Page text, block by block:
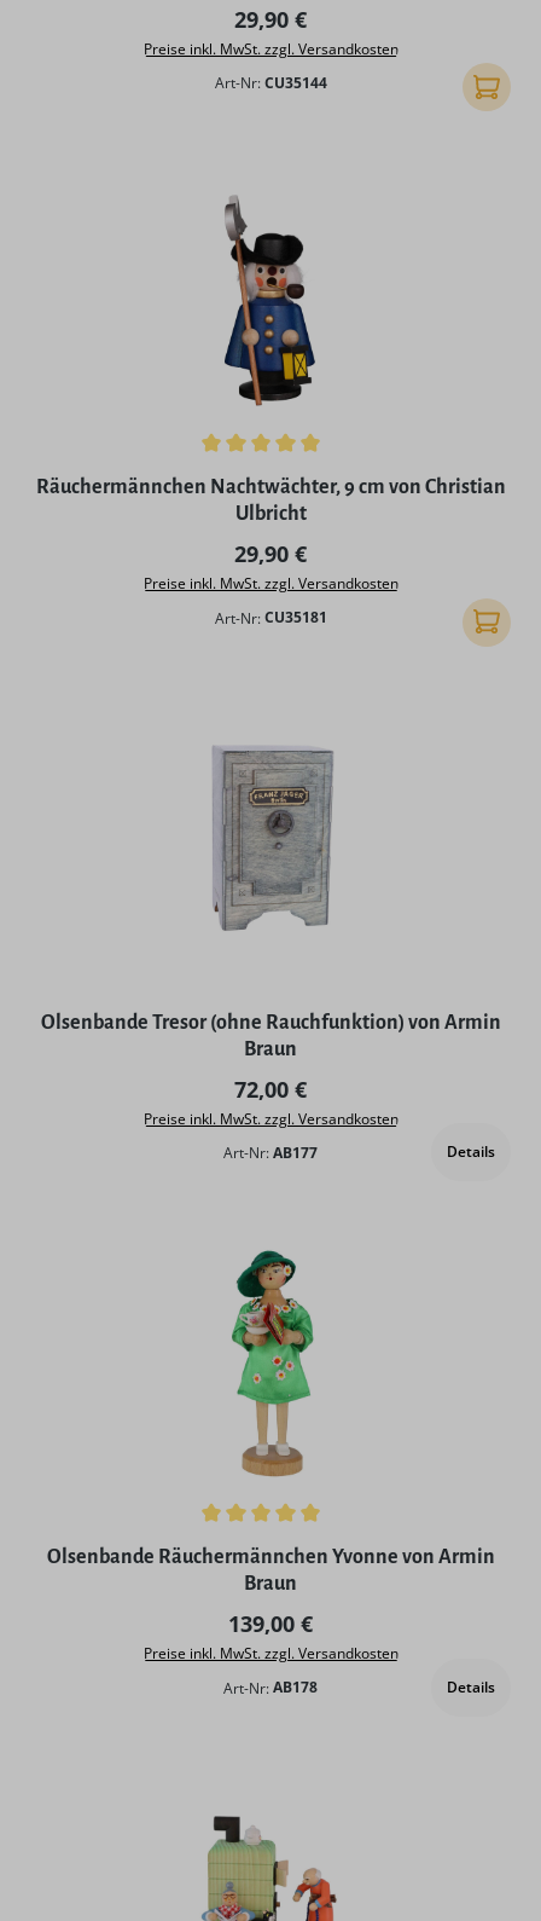
Regulärer Preis:
29,90 €
Preise inkl. MwSt. zzgl. Versandkosten
Art-Nr: CU35144 In den
Durchschnittliche Bewertung von 5 von 5 Sternen
Räuchermännchen Nachtwächter, 9 cm von Christian
Ulbricht
Regulärer Preis:
29,90 €
Preise inkl. MwSt. zzgl. Versandkosten
Art-Nr: CU35181 In den
Olsenbande Tresor (ohne Rauchfunktion) von Armin
Braun
Regulärer Preis:
72,00 €
Preise inkl. MwSt. zzgl. Versandkosten
Art-Nr:AB177 Details
Durchschnittliche Bewertung von 5 von 5 Sternen
Olsenbande Räuchermännchen Yvonne von Armin
Braun
Regulärer Preis:
139,00 €
Preise inkl. MwSt. zzgl. Versandkosten
Art-Nr:AB178 Details